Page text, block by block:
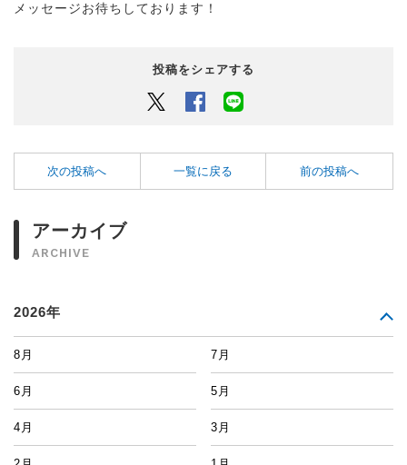
メッセージお待ちしております！
投稿をシェアする
Twitter Facebook
次の投稿へ 一覧に戻る 前の投稿へ
アーカイブ
ARCHIVE
2026年
8月 7月
6月 5月
4月 3月